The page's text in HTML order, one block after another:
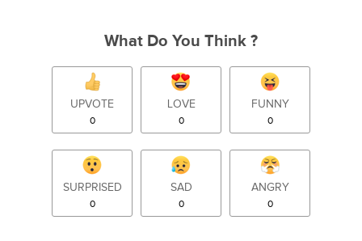
What Do You Think ?
UPVOTE
0
LOVE
0
FUNNY
0
SURPRISED
0
SAD
0
ANGRY
0